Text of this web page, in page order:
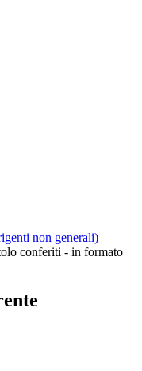
non generali)
conferiti - in formato